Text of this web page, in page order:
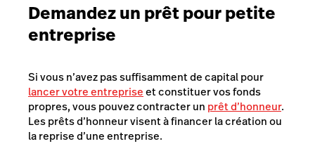
Demandez un prêt pour petite
entreprise
Si vous n’avez pas suffisamment de capital pour
lancer votre entrepriseet constituer vos fonds
propres, vous pouvez contracter un prêt d’honneur.
Les prêts d’honneur visent à financer la création ou
la reprise d’une entreprise.